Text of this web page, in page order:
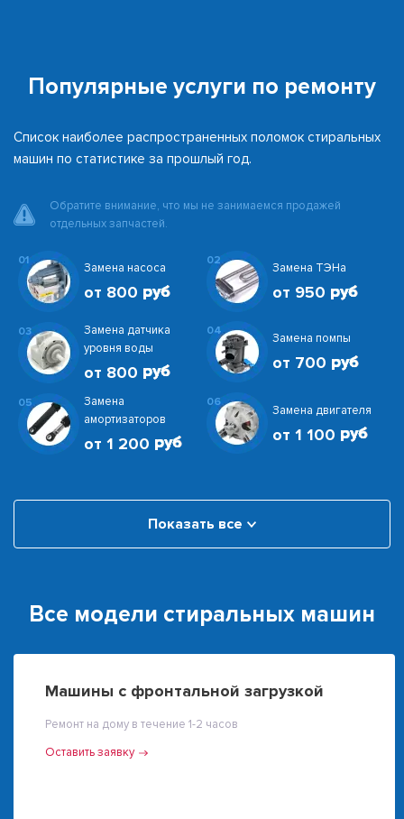
Популярные услуги по ремонту
Список наиболее распространенных поломок стиральных
машин по статистике за прошлый год.
Обратите внимание, что мы не занимаемся продажей
отдельных запчастей.
01
Замена насоса
от 800
02
Замена ТЭНа
от 950
03
Замена датчика
уровня воды
от 800
04
Замена помпы
от 700
05
Замена
амортизаторов
от 1 200
06
Замена двигателя
от 1 100
Показать все
Все модели стиральных машин
Машины с фронтальной загрузкой
Ремонт на дому в течение 1-2 часов
Оставить заявку